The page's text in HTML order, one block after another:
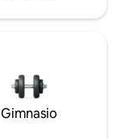
Gimnasio